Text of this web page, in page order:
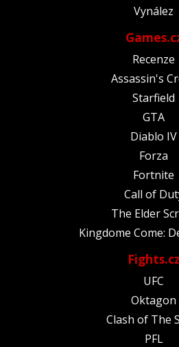
Vynález
Recenze
Assassin's
Starfield
GTA
Diablo IV
Forza
Fortnite
Call of
The Elder
Kingdome Come:
Fights.cz
UFC
Oktagon
Clash of The
PFL